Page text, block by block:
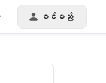
ဝင်မည်